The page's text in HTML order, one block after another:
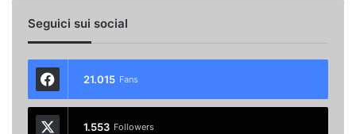
Seguici sui social
21.015 Fans
1.553 Followers